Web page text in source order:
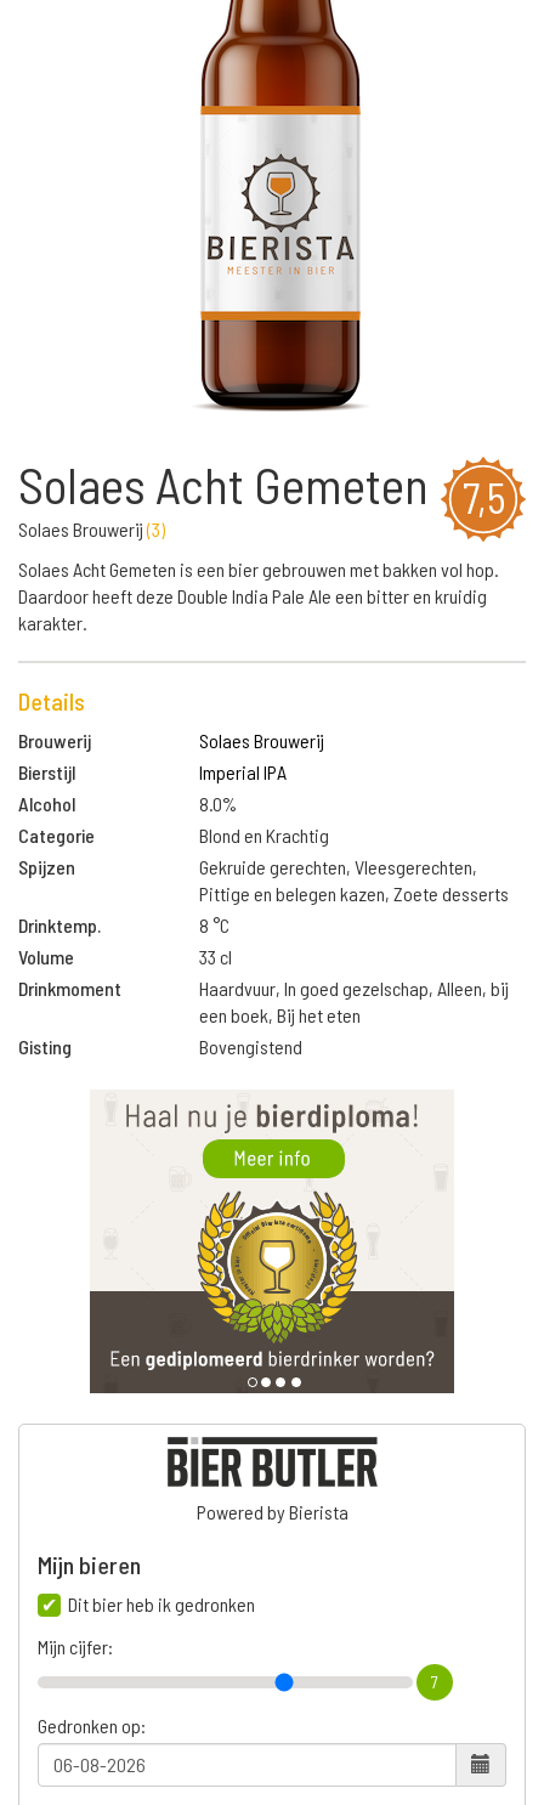
7,5
Solaes Acht Gemeten
Solaes Brouwerij(3)
Solaes Acht Gemeten is een bier gebrouwen met bakken vol hop.
Daardoor heeft deze Double India Pale Ale een bitter en kruidig
karakter.
Details
Brouwerij
Solaes Brouwerij
Bierstijl
Imperial IPA
Alcohol
8.0%
Categorie
Blond en Krachtig
Spijzen
Gekruide gerechten, Vleesgerechten,
Pittige en belegen kazen, Zoete desserts
Drinktemp.
8 °C
Volume
33 cl
Drinkmoment
Haardvuur, In goed gezelschap, Alleen, bij
een boek, Bij het eten
Gisting
Bovengistend
Powered by Bierista
Mijn bieren
Dit bier heb ik gedronken
Mijn cijfer:
7
Gedronken op: